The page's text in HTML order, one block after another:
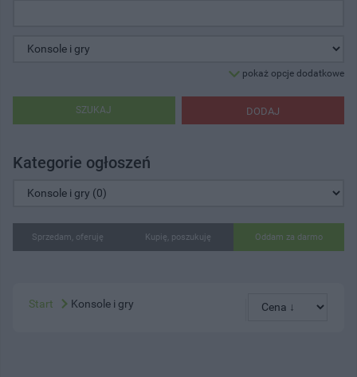
pokaż opcje dodatkowe
DODAJ
SZUKAJ
Kategorie ogłoszeń
Sprzedam, oferuję Kupię, poszukuję Oddam za darmo
Start Konsole i gry